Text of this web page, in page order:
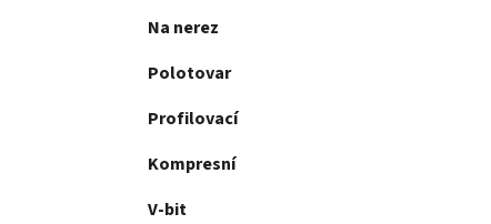
Na nerez
Polotovar
Profilovací
Kompresní
V-bit